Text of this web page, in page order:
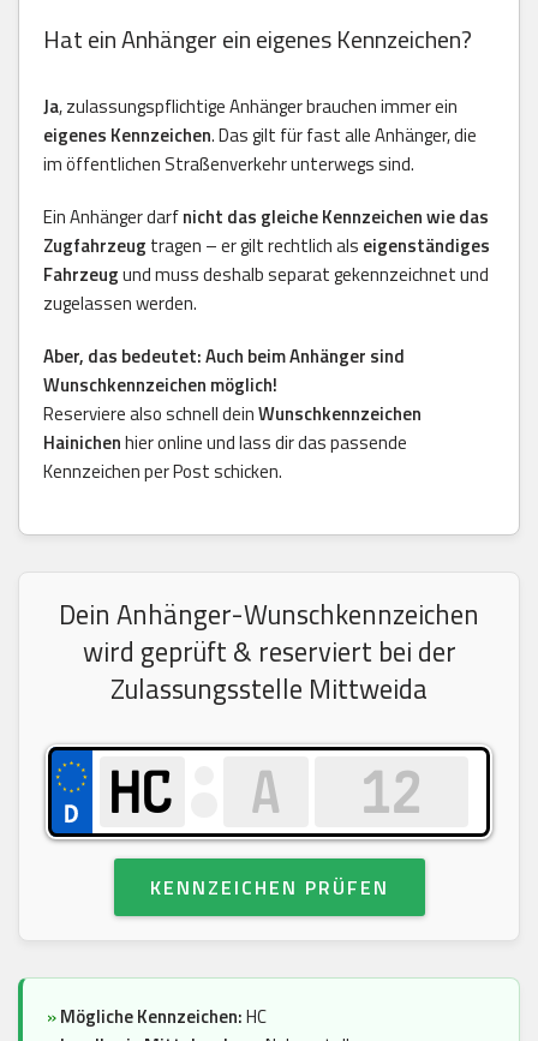
Hat ein Anhänger ein eigenes Kennzeichen?
Ja, zulassungspflichtige Anhänger brauchen immer ein
eigenes Kennzeichen. Das gilt für fast alle Anhänger, die
im öffentlichen Straßenverkehr unterwegs sind.
Ein Anhänger darfnicht das gleiche Kennzeichen wie das
Zugfahrzeug tragen – er gilt rechtlich als eigenständiges
Fahrzeugund muss deshalb separat gekennzeichnet und
zugelassen werden.
Aber, das bedeutet: Auch beim Anhänger sind
Wunschkennzeichen möglich!
Reserviere also schnell deinWunschkennzeichen
Hainichenhier online und lass dir das passende
Kennzeichen per Post schicken.
Dein Anhänger-Wunschkennzeichen
wird geprüft & reserviert bei der
Zulassungsstelle Mittweida
KENNZEICHEN PRÜFEN
»Mögliche Kennzeichen:HC